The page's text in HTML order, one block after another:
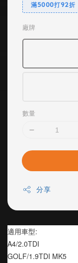
滿5000打92折
廠牌
數量
分享
適用車型:
A4/2.0TDI
GOLF/1.9TDI MK5